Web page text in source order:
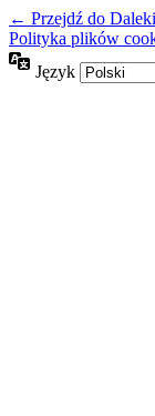
← Przejdź do
Polityka plików
Język